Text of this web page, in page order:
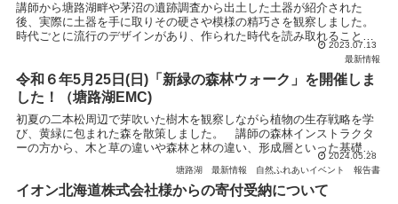
講師から塘路湖畔や茅沼の遺跡調査から出土した土器が紹介された
後、実際に土器を手に取りその硬さや模様の精巧さを観察しました。
時代ごとに流行のデザインがあり、作られた時代を読み取れることな
ど、考古学の面白さについて説明がありました。 土器作りで...2023.07.13
最新情報
令和６年5月25日(日)「新緑の森林ウォーク」を開催しま
した！（塘路湖EMC)
初夏の二本松周辺で芽吹いた樹木を観察しながら植物の生存戦略を学
び、黄緑に包まれた森を散策しました。 講師の森林インストラクタ
ーの方から、木と草の違いや森林と林の違い、形成層といった基礎知
識の説明を受け、実際の樹木を見ながら葉の生え方や葉裂の...2024.05.28
塘路湖
最新情報 自然ふれあいイベント 報告書
イオン北海道株式会社様からの寄付受納について